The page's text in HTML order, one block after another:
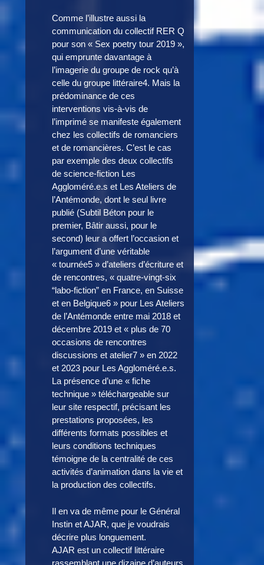
Comme l’illustre aussi la
communication du collectif RER Q
pour son « Sex poetry tour 2019 »,
qui emprunte davantage à
l’imagerie du groupe de rock qu’à
celle du groupe littéraire4. Mais la
prédominance de ces
interventions vis-à-vis de
l’imprimé se manifeste également
chez les collectifs de romanciers
et de romancières. C’est le cas
par exemple des deux collectifs
de science-fiction Les
Aggloméré.e.s et Les Ateliers de
l’Antémonde, dont le seul livre
publié (Subtil Béton pour le
premier, Bâtir aussi, pour le
second) leur a offert l’occasion et
l’argument d’une véritable
« tournée5 » d’ateliers d’écriture et
de rencontres, « quatre-vingt-six
“labo-fiction” en France, en Suisse
et en Belgique6 » pour Les Ateliers
de l’Antémonde entre mai 2018 et
décembre 2019 et « plus de 70
occasions de rencontres
discussions et atelier7 » en 2022
et 2023 pour Les Aggloméré.e.s.
La présence d’une « fiche
technique » téléchargeable sur
leur site respectif, précisant les
prestations proposées, les
différents formats possibles et
leurs conditions techniques
témoigne de la centralité de ces
activités d’animation dans la vie et
la production des collectifs.
Il en va de même pour le Général
Instin et AJAR, que je voudrais
décrire plus longuement.
AJAR est un collectif littéraire
rassemblant une dizaine d’auteurs